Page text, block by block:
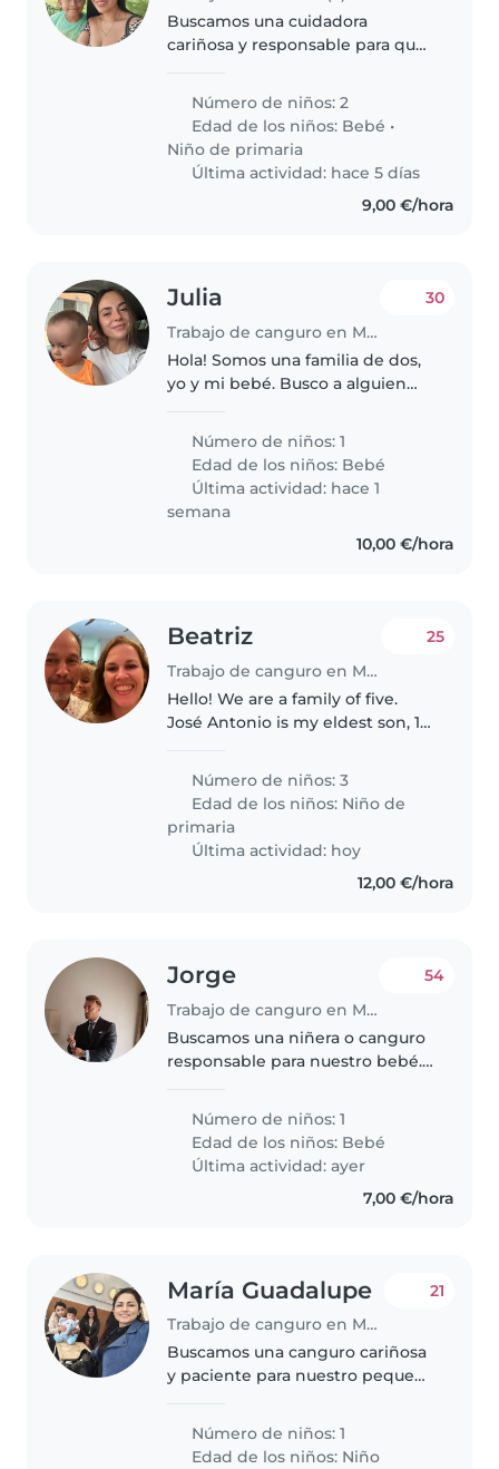
Buscamos una cuidadora
cariñosa y responsable para que
bebe de 10 meses. Es un bebe
trabquilo y muy amoroso. Serían
solo dos dias a la semana
(miércoles..
Número de niños: 2
Edad de los niños: Bebé •
Niño de primaria
Última actividad: hace 5 días
9,00 €/hora
Julia
Trabajo de canguro en Madrid
30
Hola! Somos una familia de dos,
yo y mi bebé. Busco a alguien
puntual cuando se pone malo, ya
que estoy yo sola con el, y
trabajo, y hay días que no..
Número de niños: 1
Edad de los niños: Bebé
Última actividad: hace 1
semana
10,00 €/hora
Beatriz
Trabajo de canguro en Madrid
25
Hello! We are a family of five.
José Antonio is my eldest son, 12
finally Inés, 7. They are well-
behaved but very active
children. We would prefer a..
Número de niños: 3
Edad de los niños: Niño de
primaria
Última actividad: hoy
12,00 €/hora
Jorge
Trabajo de canguro en Madrid
54
Buscamos una niñera o canguro
responsable para nuestro bebé.
ayudando con las labores del
hogar. ¡Esperamos conocer a
alguien..
Número de niños: 1
Edad de los niños: Bebé
Última actividad: ayer
7,00 €/hora
María Guadalupe
Trabajo de canguro en Madrid
21
Buscamos una canguro cariñosa
y paciente para nuestro pequeño
sociable. ¡Ideal para quien
disfrute jugando y cuidando
Número de niños: 1
Edad de los niños: Niño